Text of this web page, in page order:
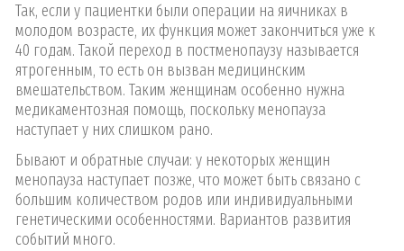
Так, если у пациентки были операции на яичниках в
молодом возрасте, их функция может закончиться уже к
40 годам. Такой переход в постменопаузу называется
ятрогенным, то есть он вызван медицинским
вмешательством. Таким женщинам особенно нужна
медикаментозная помощь, поскольку менопауза
наступает у них слишком рано.
Бывают и обратные случаи: у некоторых женщин
менопауза наступает позже, что может быть связано с
большим количеством родов или индивидуальными
генетическими особенностями. Вариантов развития
событий много.